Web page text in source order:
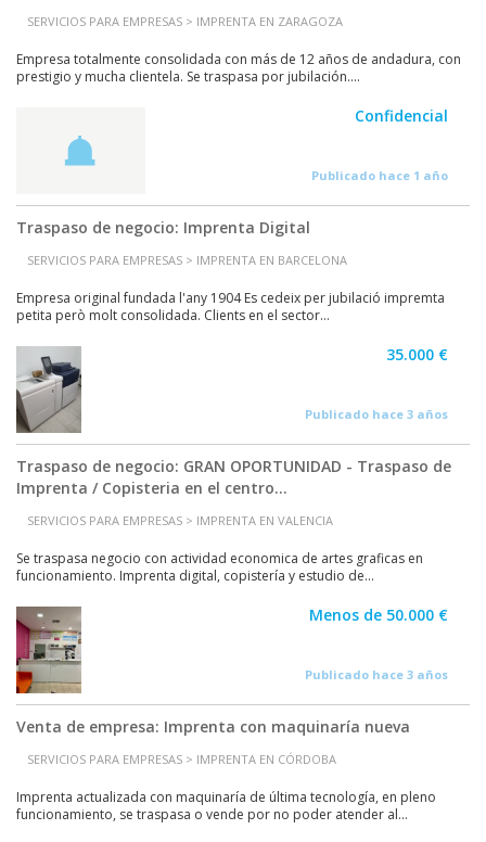
SERVICIOS PARA EMPRESAS > IMPRENTA EN ZARAGOZA
Empresa totalmente consolidada con más de 12 años de andadura, con
prestigio y mucha clientela. Se traspasa por jubilación....
Confidencial
Publicado hace 1 año
Traspaso de negocio: Imprenta Digital
SERVICIOS PARA EMPRESAS > IMPRENTA EN BARCELONA
Empresa original fundada l'any 1904 Es cedeix per jubilació impremta
petita però molt consolidada. Clients en el sector...
35.000 €
Publicado hace 3 años
Traspaso de negocio: GRAN OPORTUNIDAD - Traspaso de
Imprenta / Copisteria en el centro...
SERVICIOS PARA EMPRESAS > IMPRENTA EN VALENCIA
Se traspasa negocio con actividad economica de artes graficas en
funcionamiento. Imprenta digital, copistería y estudio de...
Menos de 50.000 €
Publicado hace 3 años
Venta de empresa: Imprenta con maquinaría nueva
SERVICIOS PARA EMPRESAS > IMPRENTA EN CÓRDOBA
Imprenta actualizada con maquinaría de última tecnología, en pleno
funcionamiento, se traspasa o vende por no poder atender al...